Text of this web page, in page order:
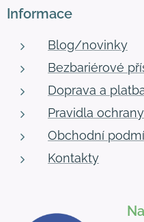
Informace
Blog/novinky
Bezbariérové
Doprava a
Pravidla
Obchodní
Kontakty